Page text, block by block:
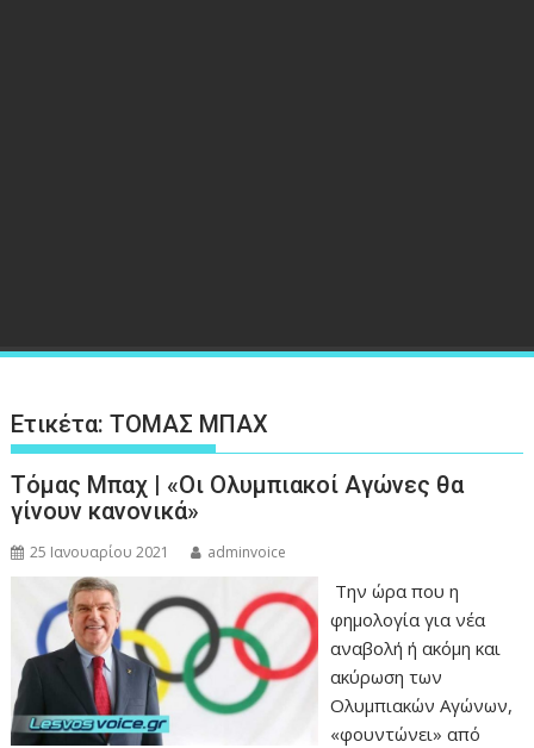
Ετικέτα:ΤΟΜΑΣ ΜΠΑΧ
Τόμας Μπαχ | «Οι Ολυμπιακοί Αγώνες θα
γίνουν κανονικά»
25 Ιανουαρίου 2021 adminvoice
Την ώρα που η
φημολογία για νέα
αναβολή ή ακόμη και
ακύρωση των
Ολυμπιακών Αγώνων,
«φουντώνει» από